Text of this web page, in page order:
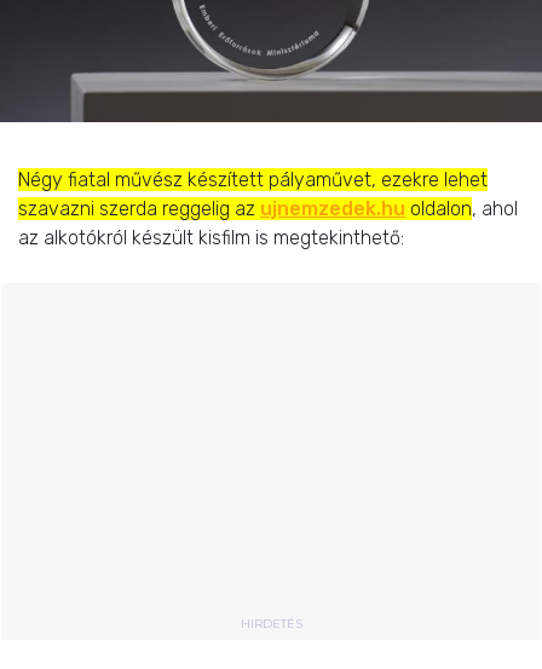
Négy fiatal művész készített pályaművet, ezekre lehet
szavazni szerda reggelig az ujnemzedek.hu oldalon, ahol
az alkotókról készült kisfilm is megtekinthető:
HIRDETÉS